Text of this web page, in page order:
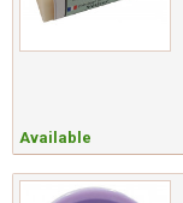
Available